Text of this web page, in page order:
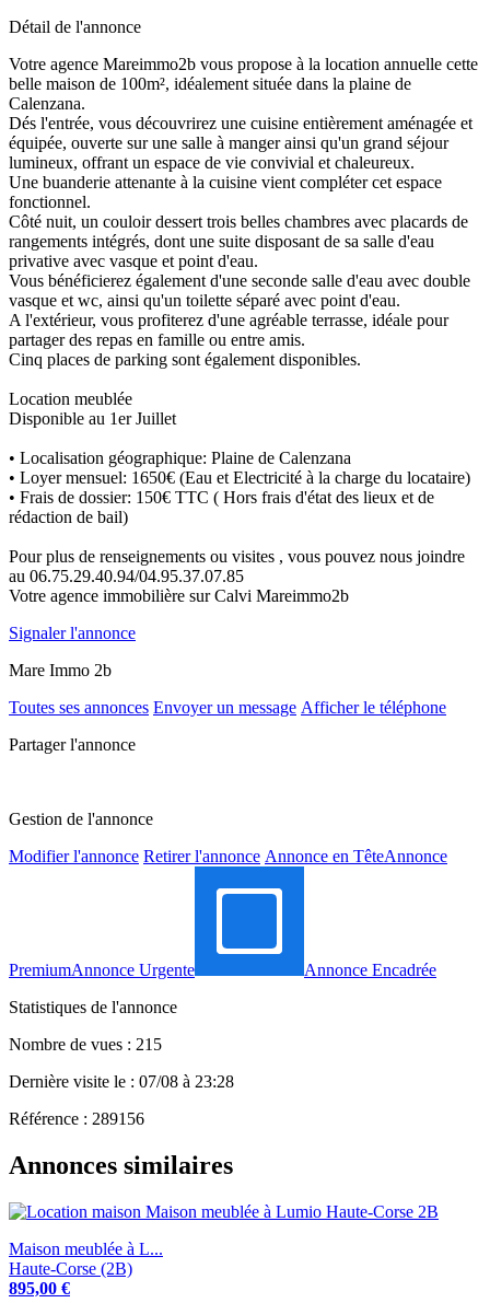
Détail de l'annonce
Votre agence Mareimmo2b vous propose à la location annuelle cette
belle maison de 100m², idéalement située dans la plaine de
Calenzana.
Dés l'entrée, vous découvrirez une cuisine entièrement aménagée et
équipée, ouverte sur une salle à manger ainsi qu'un grand séjour
lumineux, offrant un espace de vie convivial et chaleureux.
Une buanderie attenante à la cuisine vient compléter cet espace
fonctionnel.
Côté nuit, un couloir dessert trois belles chambres avec placards de
rangements intégrés, dont une suite disposant de sa salle d'eau
privative avec vasque et point d'eau.
Vous bénéficierez également d'une seconde salle d'eau avec double
vasque et wc, ainsi qu'un toilette séparé avec point d'eau.
A l'extérieur, vous profiterez d'une agréable terrasse, idéale pour
partager des repas en famille ou entre amis.
Cinq places de parking sont également disponibles.
Location meublée
Disponible au 1er Juillet
• Localisation géographique: Plaine de Calenzana
• Loyer mensuel: 1650€ (Eau et Electricité à la charge du locataire)
• Frais de dossier: 150€ TTC ( Hors frais d'état des lieux et de
rédaction de bail)
Pour plus de renseignements ou visites , vous pouvez nous joindre
au 06.75.29.40.94/04.95.37.07.85
Votre agence immobilière sur Calvi Mareimmo2b
Signaler l'annonce
Mare Immo 2b
Toutes ses annonces Envoyer un message Afficher le téléphone
Partager l'annonce
Gestion de l'annonce
Modifier l'annonce Retirer l'annonce Annonce en TêteAnnonce
PremiumAnnonce Urgente
Annonce Encadrée
Statistiques de l'annonce
Nombre de vues : 215
Dernière visite le : 07/08 à 23:28
Référence : 289156
Annonces similaires
Maison meublée à L...
Haute-Corse (2B)
895,00 €